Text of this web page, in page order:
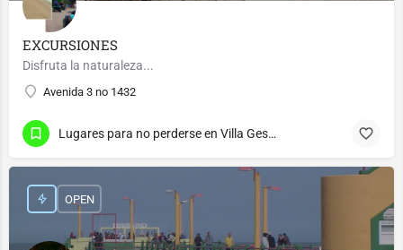
EXCURSIONES
Disfruta la naturaleza...
Avenida 3 no 1432
Lugares para no perderse en Villa Gesell
OPEN